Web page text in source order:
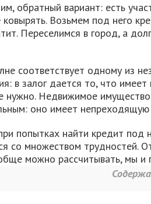
обратный вариант: есть
Возьмем под него
Переселимся в город, а
соответствует одному из
в залог дается то, что
нужно. Недвижимое
оно имеет непреходящую
попытках найти кредит под
со множеством трудностей.
можно рассчитывать, мы и